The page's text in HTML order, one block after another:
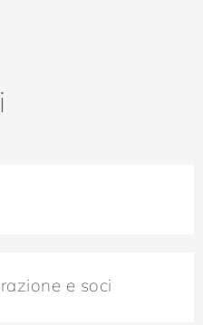
e soci